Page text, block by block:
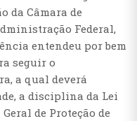
da Câmara de
Federal,
entendeu por bem
seguir o
a qual deverá
a disciplina da Lei
de Proteção de